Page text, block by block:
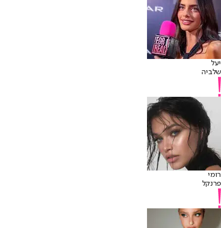
יעל
שלביה
רומי
פרנקל